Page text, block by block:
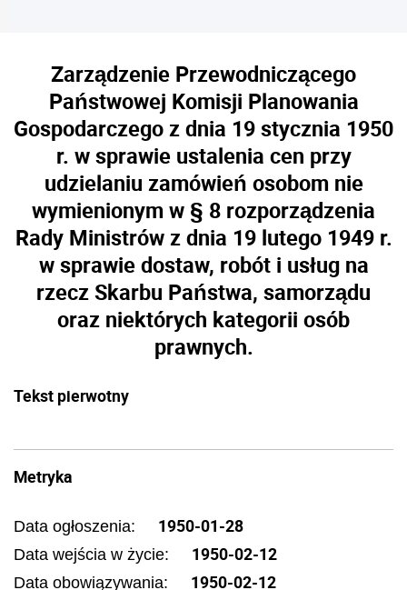
Zarządzenie Przewodniczącego
Państwowej Komisji Planowania
Gospodarczego z dnia 19 stycznia 1950
r. w sprawie ustalenia cen przy
udzielaniu zamówień osobom nie
wymienionym w § 8 rozporządzenia
Rady Ministrów z dnia 19 lutego 1949 r.
w sprawie dostaw, robót i usług na
rzecz Skarbu Państwa, samorządu
oraz niektórych kategorii osób
prawnych.
Tekst pierwotny
Metryka
Data ogłoszenia: 1950-01-28
Data wejścia w życie: 1950-02-12
Data obowiązywania: 1950-02-12